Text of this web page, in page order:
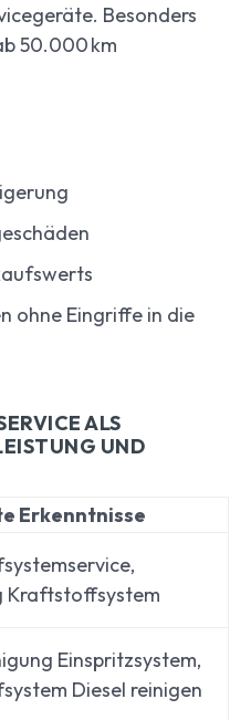
Besonders
50.000 km
ohne Eingriffe in die
ALS
UND
Erkenntnisse
Kraftstoffsystem
Einspritzsystem,
Diesel reinigen